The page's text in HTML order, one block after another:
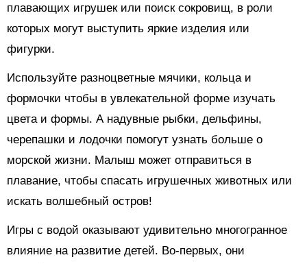
плавающих игрушек или поиск сокровищ, в роли
которых могут выступить яркие изделия или
фигурки.
Используйте разноцветные мячики, кольца и
формочки чтобы в увлекательной форме изучать
цвета и формы. А надувные рыбки, дельфины,
черепашки и лодочки помогут узнать больше о
морской жизни. Малыш может отправиться в
плавание, чтобы спасать игрушечных животных или
искать волшебный остров!
Игры с водой оказывают удивительно многогранное
влияние на развитие детей. Во-первых, они